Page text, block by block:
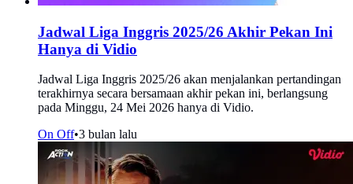
Jadwal Liga Inggris 2025/26 Akhir Pekan Ini
Hanya di Vidio
Jadwal Liga Inggris 2025/26 akan menjalankan pertandingan
terakhirnya secara bersamaan akhir pekan ini, berlangsung
pada Minggu, 24 Mei 2026 hanya di Vidio.
On Off•3 bulan lalu